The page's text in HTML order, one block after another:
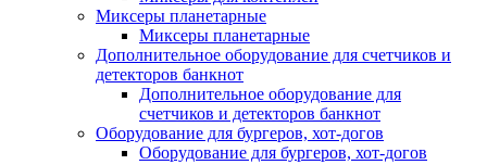
Миксеры планетарные
Миксеры планетарные
Дополнительное оборудование для счетчиков и
детекторов банкнот
Дополнительное оборудование для
счетчиков и детекторов банкнот
Оборудование для бургеров, хот-догов
Оборудование для бургеров, хот-догов